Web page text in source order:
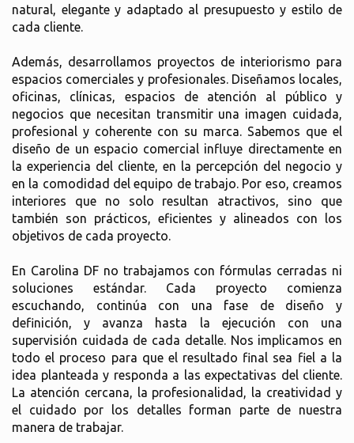
natural, elegante y adaptado al presupuesto y estilo de
cada cliente.
Además, desarrollamos proyectos de interiorismo para
espacios comerciales y profesionales. Diseñamos locales,
oficinas, clínicas, espacios de atención al público y
negocios que necesitan transmitir una imagen cuidada,
profesional y coherente con su marca. Sabemos que el
diseño de un espacio comercial influye directamente en
la experiencia del cliente, en la percepción del negocio y
en la comodidad del equipo de trabajo. Por eso, creamos
interiores que no solo resultan atractivos, sino que
también son prácticos, eficientes y alineados con los
objetivos de cada proyecto.
En Carolina DF no trabajamos con fórmulas cerradas ni
soluciones estándar. Cada proyecto comienza
escuchando, continúa con una fase de diseño y
definición, y avanza hasta la ejecución con una
supervisión cuidada de cada detalle. Nos implicamos en
todo el proceso para que el resultado final sea fiel a la
idea planteada y responda a las expectativas del cliente.
La atención cercana, la profesionalidad, la creatividad y
el cuidado por los detalles forman parte de nuestra
manera de trabajar.